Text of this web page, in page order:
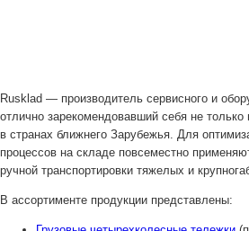
Rusklad — производитель сервисного и
отлично зарекомендовавший себя не только
в странах ближнего Зарубежья. Для
процессов на складе повсеместно
ручной транспортировки тяжелых и
В ассортименте продукции представлены: